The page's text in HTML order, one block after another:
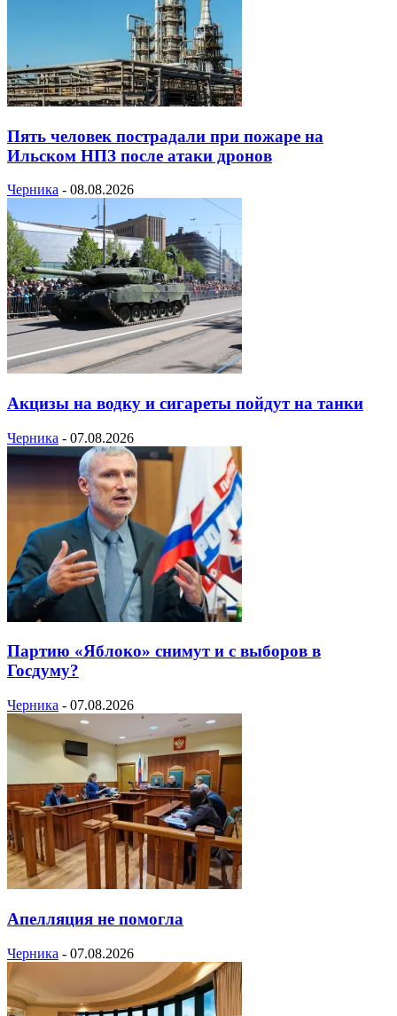
Пять человек пострадали при пожаре на
Ильском НПЗ после атаки дронов
Черника - 08.08.2026
Акцизы на водку и сигареты пойдут на танки
Черника - 07.08.2026
Партию «Яблоко» снимут и с выборов в
Госдуму?
Черника - 07.08.2026
Апелляция не помогла
Черника - 07.08.2026